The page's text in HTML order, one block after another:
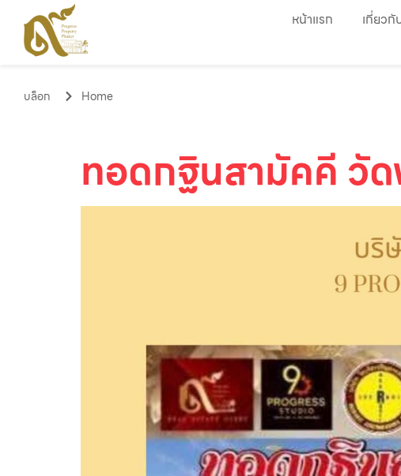
หน้าแรก เกี่ยวกั
บล็อก Home
ทอดกฐินสามัคคี วัด